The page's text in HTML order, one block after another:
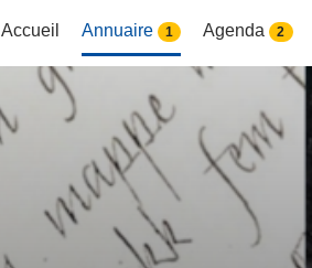
Accueil Annuaire 1 Agenda 2